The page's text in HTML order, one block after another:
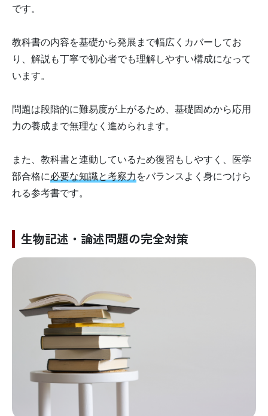
です。
教科書の内容を基礎から発展まで幅広くカバーしてお
り、解説も丁寧で初心者でも理解しやすい構成になって
います。
問題は段階的に難易度が上がるため、基礎固めから応用
力の養成まで無理なく進められます。
また、教科書と連動しているため復習もしやすく、医学
部合格に必要な知識と考察力をバランスよく身につけら
れる参考書です。
生物記述・論述問題の完全対策